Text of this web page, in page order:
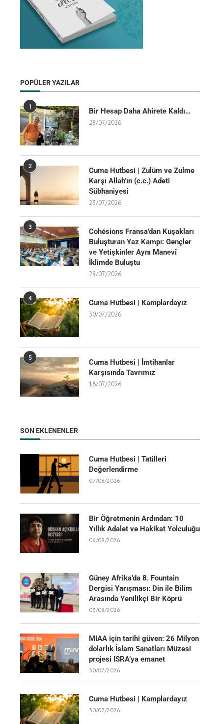
POPÜLER YAZILAR
1 Bir Hesap Daha Ahirete Kaldı…
28/07/2026
2
Cuma Hutbesi | Zulüm ve Zulme
Karşı Allah’ın (c.c.) Adeti
Sübhaniyesi
23/07/2026
3
Cohésions Fransa’dan Kuşakları
Buluşturan Yaz Kampı: Gençler
ve Yetişkinler Aynı Manevî
İklimde Buluştu
28/07/2026
4 Cuma Hutbesi | Kamplardayız
30/07/2026
5
Cuma Hutbesi | İmtihanlar
Karşısında Tavrımız
16/07/2026
SON EKLENENLER
Cuma Hutbesi | Tatilleri
Değerlendirme
07/08/2026
Bir Öğretmenin Ardından: 10
Yıllık Adalet ve Hakikat Yolculuğu
06/08/2026
Güney Afrika’da 8. Fountain
Dergisi Yarışması: Din ile Bilim
Arasında Yenilikçi Bir Köprü
03/08/2026
MIAA için tarihi güven: 26 Milyon
dolarlık İslam Sanatları Müzesi
projesi ISRA’ya emanet
30/07/2026
Cuma Hutbesi | Kamplardayız
30/07/2026